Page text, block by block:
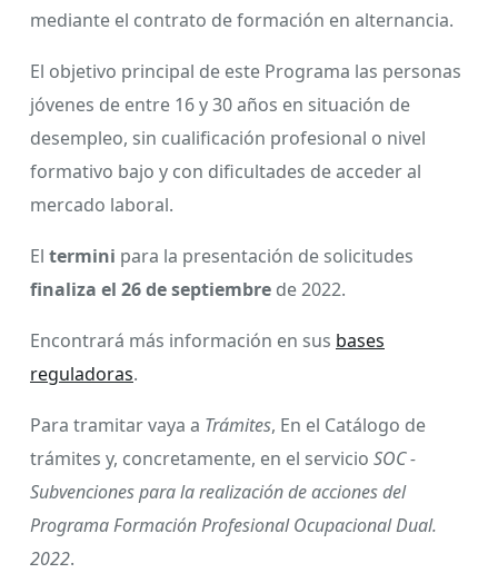
mediante el contrato de formación en alternancia.
El objetivo principal de este Programa las personas
jóvenes de entre 16 y 30 años en situación de
desempleo, sin cualificación profesional o nivel
formativo bajo y con dificultades de acceder al
mercado laboral.
El termini para la presentación de solicitudes
finaliza el 26 de septiembre de 2022.
Encontrará más información en sus bases
reguladoras.
Para tramitar vaya a Trámites, En el Catálogo de
trámites y, concretamente, en el servicio SOC -
Subvenciones para la realización de acciones del
Programa Formación Profesional Ocupacional Dual.
2022.